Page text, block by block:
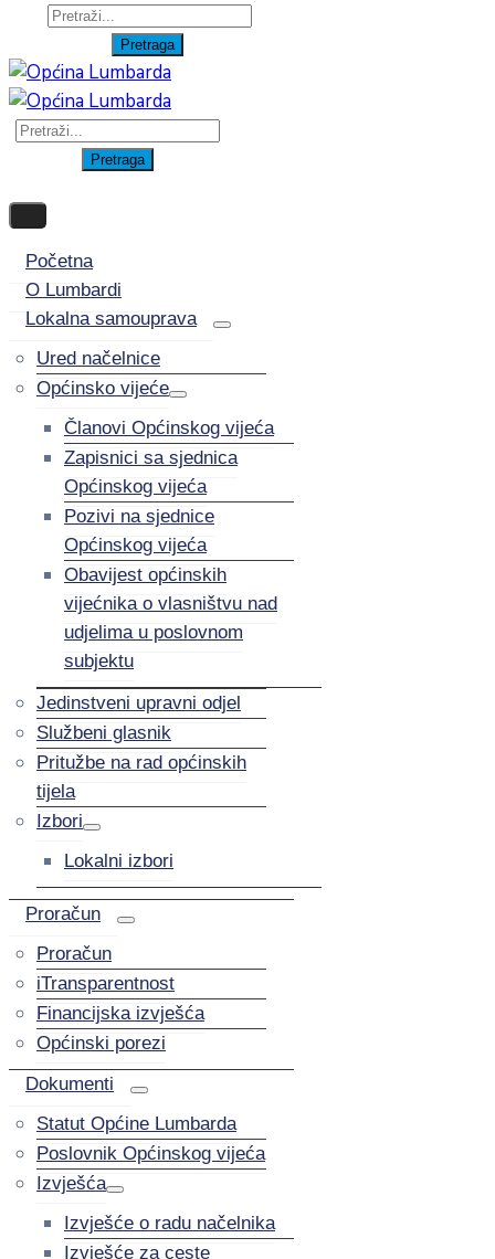
Početna
O Lumbardi
Lokalna samouprava
Ured načelnice
Općinsko vijeće
Članovi Općinskog vijeća
Zapisnici sa sjednica
Općinskog vijeća
Pozivi na sjednice
Općinskog vijeća
Obavijest općinskih
vijećnika o vlasništvu nad
udjelima u poslovnom
subjektu
Jedinstveni upravni odjel
Službeni glasnik
Pritužbe na rad općinskih
tijela
Izbori
Lokalni izbori
Proračun
Proračun
iTransparentnost
Financijska izvješća
Općinski porezi
Dokumenti
Statut Općine Lumbarda
Poslovnik Općinskog vijeća
Izvješća
Izvješće o radu načelnika
Izvješće za ceste